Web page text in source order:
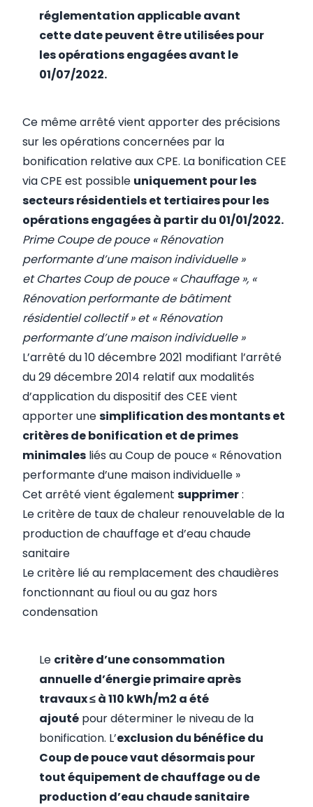
réglementation applicable avant
cette date peuvent être utilisées pour
les opérations engagées avant le
01/07/2022.
Ce même arrêté vient apporter des précisions
sur les opérations concernées par la
bonification relative aux CPE. La bonification CEE
via CPE est possible uniquement pour les
secteurs résidentiels et tertiaires pour les
opérations engagées à partir du 01/01/2022.
Prime Coupe de pouce « Rénovation
performante d’une maison individuelle »
et Chartes Coup de pouce « Chauffage », «
Rénovation performante de bâtiment
résidentiel collectif » et « Rénovation
performante d’une maison individuelle »
L’arrêté du 10 décembre 2021 modifiant l’arrêté
du 29 décembre 2014 relatif aux modalités
d’application du dispositif des CEE vient
apporter unesimplification des montants et
critères de bonification et de primes
minimales liés au Coup de pouce « Rénovation
performante d’une maison individuelle »
Cet arrêté vient également supprimer:
Le critère de taux de chaleur renouvelable de la
production de chauffage et d’eau chaude
sanitaire
Le critère lié au remplacement des chaudières
fonctionnant au fioul ou au gaz hors
condensation
Le critère d’une consommation
annuelle d’énergie primaire après
travaux ≤ à 110 kWh/m2 a été
ajouté pour déterminer le niveau de la
bonification. L’exclusion du bénéfice du
Coup de pouce vaut désormais pour
tout équipement de chauffage ou de
production d’eau chaude sanitaire